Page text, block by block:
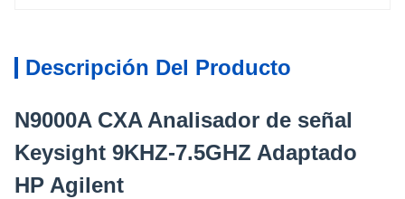
Descripción Del Producto
N9000A CXA Analisador de señal
Keysight 9KHZ-7.5GHZ Adaptado
HP Agilent